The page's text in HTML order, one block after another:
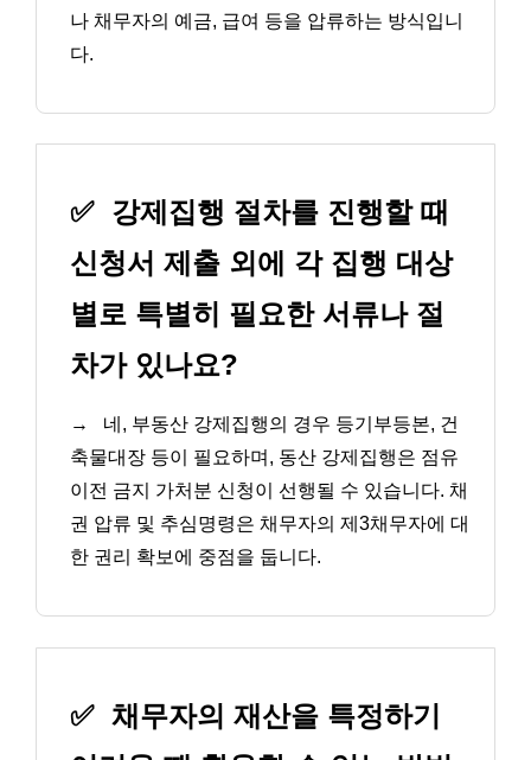
나 채무자의 예금, 급여 등을 압류하는 방식입니
다.
✅ 강제집행 절차를 진행할 때
신청서 제출 외에 각 집행 대상
별로 특별히 필요한 서류나 절
차가 있나요?
→
네, 부동산 강제집행의 경우 등기부등본, 건
축물대장 등이 필요하며, 동산 강제집행은 점유
이전 금지 가처분 신청이 선행될 수 있습니다. 채
권 압류 및 추심명령은 채무자의 제3채무자에 대
한 권리 확보에 중점을 둡니다.
✅ 채무자의 재산을 특정하기